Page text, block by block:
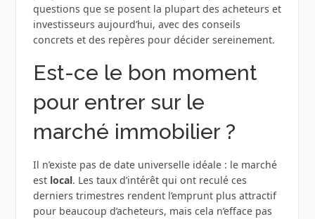
questions que se posent la plupart des acheteurs et
investisseurs aujourd’hui, avec des conseils
concrets et des repères pour décider sereinement.
Est-ce le bon moment
pour entrer sur le
marché immobilier ?
Il n’existe pas de date universelle idéale : le marché
est local. Les taux d’intérêt qui ont reculé ces
derniers trimestres rendent l’emprunt plus attractif
pour beaucoup d’acheteurs, mais cela n’efface pas